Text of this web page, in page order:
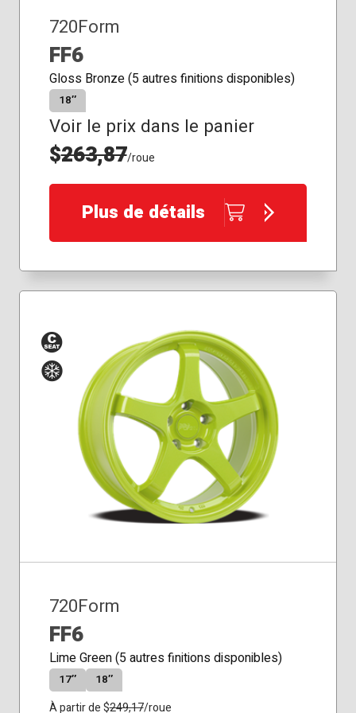
720Form
FF6
Gloss Bronze (5 autres finitions disponibles)
18″
Voir le prix dans le panier
$263,87/roue
Plus de détails
Siège
conique
Hiver
720Form
FF6
Lime Green (5 autres finitions disponibles)
17″ 18″
À partir de $249,17/roue